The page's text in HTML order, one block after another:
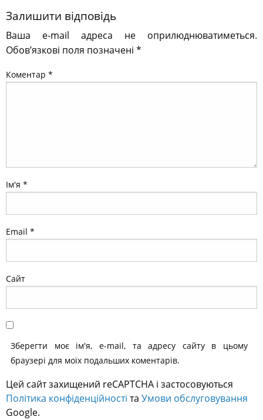
Залишити відповідь
Ваша e-mail адреса не оприлюднюватиметься.
Обов’язкові поля позначені *
Коментар *
Ім'я *
Email *
Сайт
Зберегти моє ім'я, e-mail, та адресу сайту в цьому
браузері для моїх подальших коментарів.
Цей сайт захищений reCAPTCHA і застосовуються
Політика конфіденційності та Умови обслуговування
Google.